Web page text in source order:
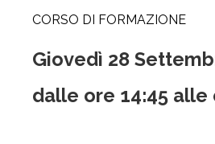
CORSO DI FORMAZIONE
Giovedì 28
dalle ore 14:45 alle